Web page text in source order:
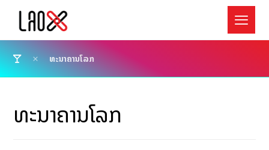
ທະນາຄານໂລກ
ທະນາຄານໂລກ